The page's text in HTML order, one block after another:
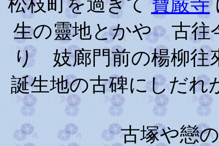
生の靈地とかや 古往
り 妓廊門前の楊柳往
誕生地の古碑にしだれ
古塚や戀